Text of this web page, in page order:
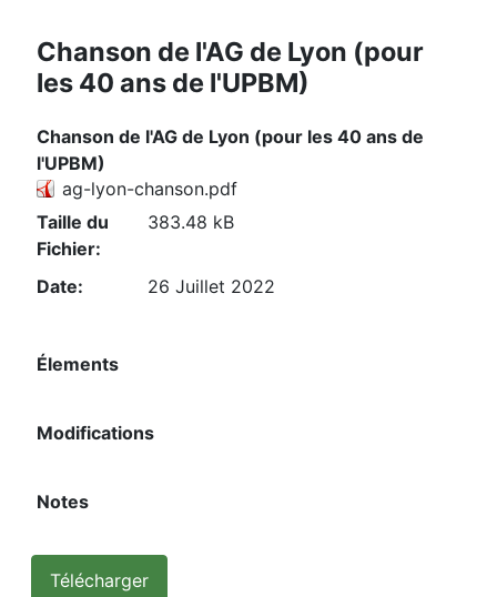
Chanson de l'AG de Lyon (pour
les 40 ans de l'UPBM)
Chanson de l'AG de Lyon (pour les 40 ans de
l'UPBM)
ag-lyon-chanson.pdf
Taille du
Fichier:
383.48 kB
Date: 26 Juillet 2022
Élements
Modifications
Notes